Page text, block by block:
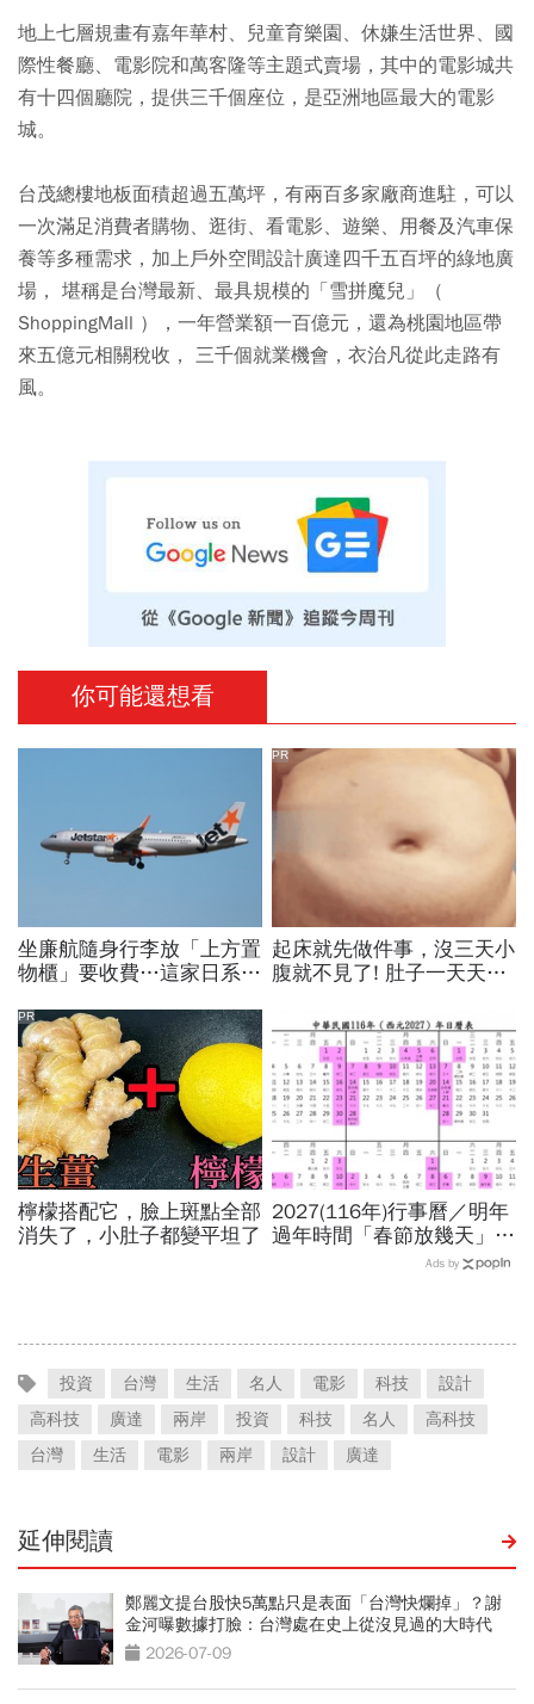
地上七層規畫有嘉年華村、兒童育樂園、休嫌生活世界、國
際性餐廳、電影院和萬客隆等主題式賣場，其中的電影城共
有十四個廳院，提供三千個座位，是亞洲地區最大的電影
城。
台茂總樓地板面積超過五萬坪，有兩百多家廠商進駐，可以
一次滿足消費者購物、逛街、看電影、遊樂、用餐及汽車保
養等多種需求，加上戶外空間設計廣達四千五百坪的綠地廣
場， 堪稱是台灣最新、最具規模的「雪拼魔兒」（
ShoppingMall ），一年營業額一百億元，還為桃園地區帶
來五億元相關稅收， 三千個就業機會，衣治凡從此走路有
風。
你可能還想看
坐廉航隨身行李放「上方置
物櫃」要收費…這家日系廉
灣旅客也被影響！實施日曝
光
起床就先做件事，沒三天小
腹就不見了! 肚子一天天變
PR
檸檬搭配它，臉上斑點全部
消失了，小肚子都變平坦了
PR
2027(116年)行事曆／明年
過年時間「春節放幾天」、
寒假時間暑假日期？連假3
Ads by
投資 台灣 生活 名人 電影 科技
設計
高科技
廣達 兩岸 投資 科技 名人
高科技
台灣
生活 電影 兩岸 設計 廣達
延伸閱讀
鄭麗文提台股快5萬點只是表面「台灣快爛掉」？謝
金河曝數據打臉：台灣處在史上從沒見過的大時代
2026-07-09